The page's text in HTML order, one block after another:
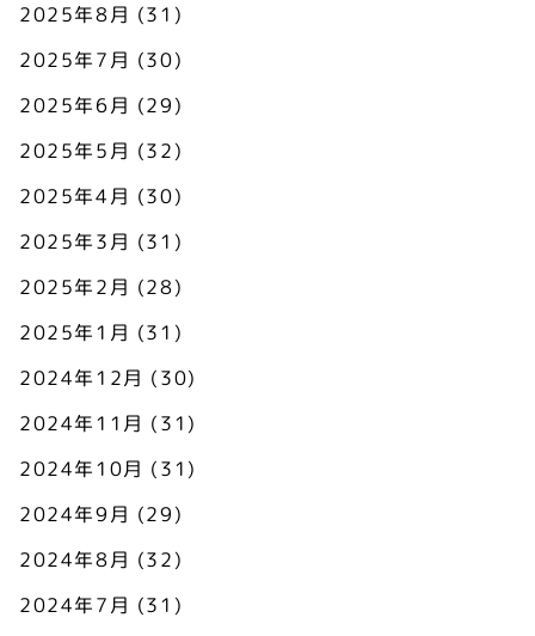
2025年8月 (31)
2025年7月 (30)
2025年6月 (29)
2025年5月 (32)
2025年4月 (30)
2025年3月 (31)
2025年2月 (28)
2025年1月 (31)
2024年12月 (30)
2024年11月 (31)
2024年10月 (31)
2024年9月 (29)
2024年8月 (32)
2024年7月 (31)